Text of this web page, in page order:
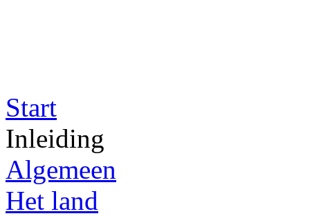
Start
Inleiding
Algemeen
Het land